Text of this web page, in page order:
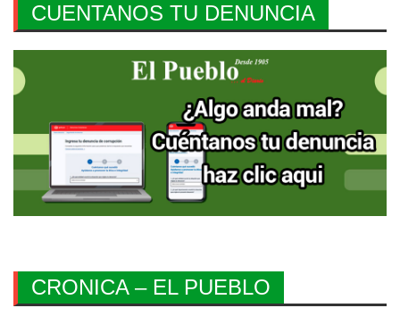
CUENTANOS TU DENUNCIA
CRONICA – EL PUEBLO